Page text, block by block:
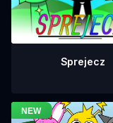
Sprejecz